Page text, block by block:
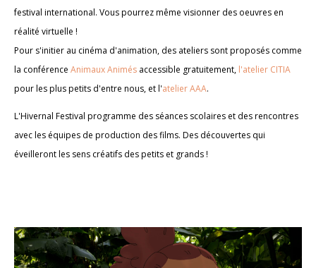
festival international. Vous pourrez même visionner des oeuvres en
réalité virtuelle !
Pour s'initier au cinéma d'animation, des ateliers sont proposés comme
la conférence Animaux Animés accessible gratuitement, l'atelier CITIA
pour les plus petits d'entre nous, et l'atelier AAA.
L'Hivernal Festival programme des séances scolaires et des rencontres
avec les équipes de production des films. Des découvertes qui
éveilleront les sens créatifs des petits et grands !